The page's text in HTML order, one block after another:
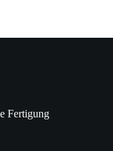
Fertigung